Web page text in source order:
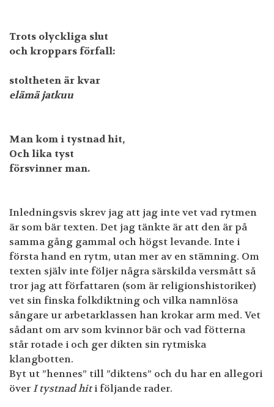
Trots olyckliga slut
och kroppars förfall:
stoltheten är kvar
elämä jatkuu
Man kom i tystnad hit,
Och lika tyst
försvinner man.
Inledningsvis skrev jag att jag inte vet vad rytmen
är som bär texten. Det jag tänkte är att den är på
samma gång gammal och högst levande. Inte i
första hand en rytm, utan mer av en stämning. Om
texten själv inte följer några särskilda versmått så
tror jag att författaren (som är religionshistoriker)
vet sin finska folkdiktning och vilka namnlösa
sångare ur arbetarklassen han krokar arm med. Vet
sådant om arv som kvinnor bär och vad fötterna
står rotade i och ger dikten sin rytmiska
klangbotten.
Byt ut ”hennes” till ”diktens” och du har en allegori
överI tystnad hiti följande rader.